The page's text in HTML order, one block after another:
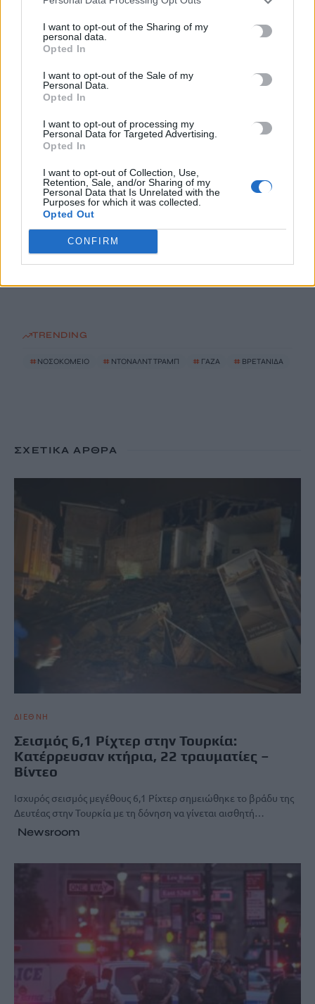
I want to opt-out of the Sharing of my
personal data.
Opted In
I want to opt-out of the Sale of my
Personal Data.
Opted In
I want to opt-out of processing my
Personal Data for Targeted Advertising.
Opted In
I want to opt-out of Collection, Use,
Retention, Sale, and/or Sharing of my
Personal Data that Is Unrelated with the
Purposes for which it was collected.
Opted Out
CONFIRM
Γάζα από το «Συμβούλιο Ειρήνης» του Τραμπ
6 Αυγούστου, 2026
Δολοφονία Βρετανίδας στην Κυψέλη: «Τότε άρχισα να τον
υποψιάζομαι» -Όσα αποκάλυψε στις Aρχές η σύζυγος του
Αφγανού
6 Αυγούστου, 2026
Γερμανία: Τουλάχιστον 25 τραυματίες από σύγκρουση δύο
6 Αυγούστου, 2026
Αεροδρόμιο Καστελλίου: Παρουσία της ηγεσίας του
Υπουργείου Υποδομών οι υπογραφές για τα ραντάρ
TRENDING
# ΝΟΣΟΚΟΜΕΙΟ # ΝΤΟΝΑΛΝΤ ΤΡΑΜΠ # ΓΑΖΑ # ΒΡΕΤΑΝΙΔΑ
ΣΧΕΤΙΚΆ ΆΡΘΡΑ
ΔΙΕΘΝΗ
Σεισμός 6,1 Ρίχτερ στην Τουρκία:
Κατέρρευσαν κτήρια, 22 τραυματίες –
Βίντεο
Ισχυρός σεισμός μεγέθους 6,1 Ρίχτερ σημειώθηκε το βράδυ της
Δευτέας στην Τουρκία με τη δόνηση να γίνεται αισθητή…
Newsroom